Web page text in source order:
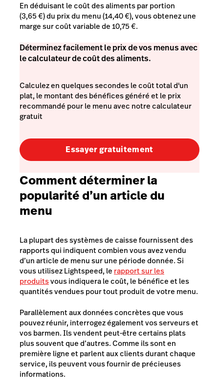
En déduisant le coût des aliments par portion
(3,65 €) du prix du menu (14,40 €), vous obtenez une
marge sur coût variable de 10,75 €.
Déterminez facilement le prix de vos menus avec
le calculateur de coût des aliments.
Calculez en quelques secondes le coût total d'un
plat, le montant des bénéfices généré et le prix
recommandé pour le menu avec notre calculateur
gratuit
Essayer gratuitement
Comment déterminer la
popularité d’un article du
menu
La plupart des systèmes de caisse fournissent des
rapports qui indiquent combien vous avez vendu
d’un article de menu sur une période donnée. Si
vous utilisez Lightspeed, le rapport sur les
produitsvous indiquera le coût, le bénéfice et les
quantités vendues pour tout produit de votre menu.
Parallèlement aux données concrètes que vous
pouvez réunir, interrogez également vos serveurs et
vos barmen. Ils vendent peut-être certains plats
plus souvent que d’autres. Comme ils sont en
première ligne et parlent aux clients durant chaque
service, ils peuvent vous fournir de précieuses
informations.